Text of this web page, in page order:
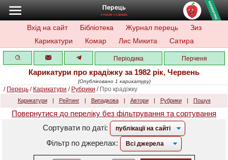
Перець
ГУМОР І САТИРА
Вхід на сайт Бібліотека Журнал перець
Зиз
Карикатури
Комар Лис Микита Сатира
Періодика Перченя
Карикатури про крадіжку за 1982 рік, Червень
(Опубліковано 1 карикатуру)
/ Перець / Карикатури / Рубрики / Про крадіжку
Карикатури | Рейтинг | Випадкова | Автори | Рубрики | Пошук
Повернутися до переліку без фільтрування та сортування
Сортувати по даті:
Фільтр по джерелах: